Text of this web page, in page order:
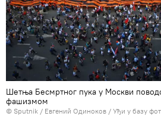
Шетња Бесмртног пука у Москви
фашизмом
© Sputnik / Евгений Одиноков / Уђи у базу